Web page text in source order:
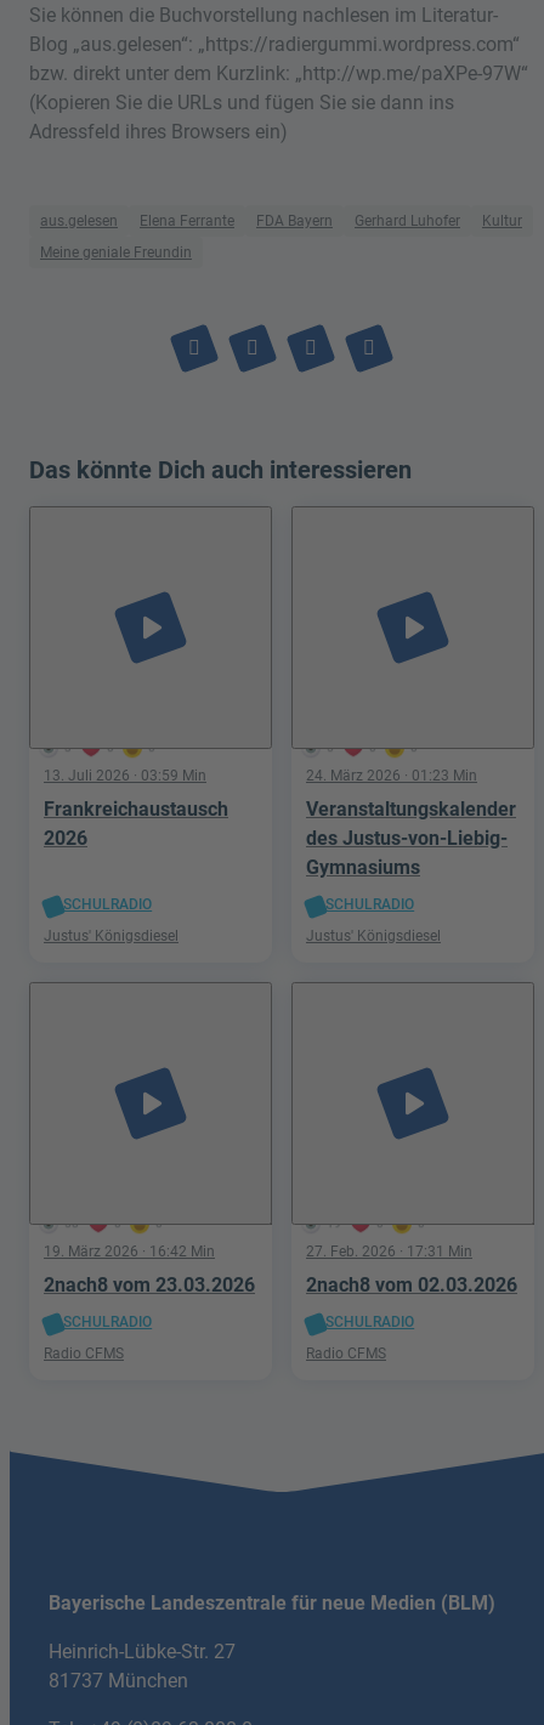
Sie können die Buchvorstellung nachlesen im Literatur-
Blog „aus.gelesen“: „https://radiergummi.wordpress.com“
bzw. direkt unter dem Kurzlink: „http://wp.me/paXPe-97W“
(Kopieren Sie die URLs und fügen Sie sie dann ins
Adressfeld ihres Browsers ein)
aus.gelesen Elena Ferrante FDA Bayern Gerhard Luhofer
Kultur
Meine geniale Freundin
Das könnte Dich auch interessieren
3 0 0
play_arrow
13. Juli 2026 · 03:59 Min
Frankreichaustausch
2026
SCHULRADIO
Justus' Königsdiesel
5 0 0
play_arrow
24. März 2026 · 01:23 Min
Veranstaltungskalender
des Justus-von-Liebig-
Gymnasiums
SCHULRADIO
Justus' Königsdiesel
58 0 0
play_arrow
19. März 2026 · 16:42 Min
2nach8 vom 23.03.2026
SCHULRADIO
Radio CFMS
19 0 0
play_arrow
27. Feb. 2026 · 17:31 Min
2nach8 vom 02.03.2026
SCHULRADIO
Radio CFMS
Bayerische Landeszentrale für neue Medien (BLM)
Heinrich-Lübke-Str. 27
81737 München